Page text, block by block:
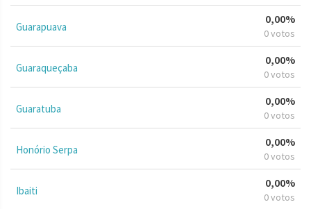
Guarapuava
0,00%
0 votos
Guaraqueçaba
0,00%
0 votos
Guaratuba
0,00%
0 votos
Honório Serpa
0,00%
0 votos
Ibaiti
0,00%
0 votos